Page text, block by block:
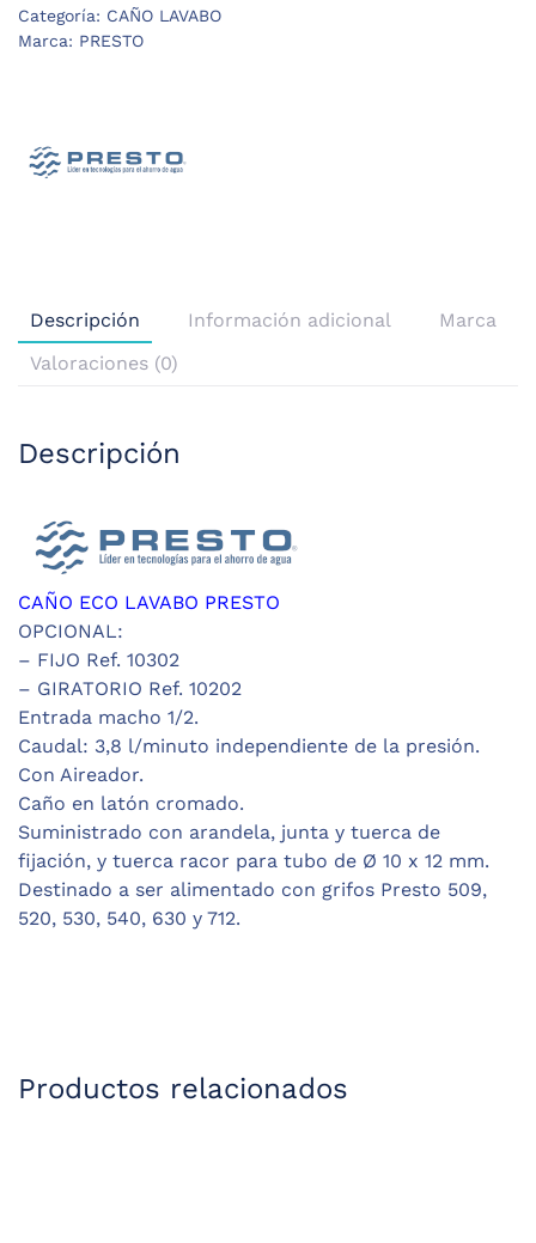
Categoría: CAÑO LAVABO
Marca: PRESTO
Descripción Información adicional
Marca
Valoraciones (0)
Descripción
CAÑO ECO LAVABO PRESTO
OPCIONAL:
– FIJO Ref. 10302
– GIRATORIO Ref. 10202
Entrada macho 1/2.
Caudal: 3,8 l/minuto independiente de la presión.
Con Aireador.
Caño en latón cromado.
Suministrado con arandela, junta y tuerca de
fijación, y tuerca racor para tubo de Ø 10 x 12 mm.
Destinado a ser alimentado con grifos Presto 509,
520, 530, 540, 630 y 712.
Productos relacionados